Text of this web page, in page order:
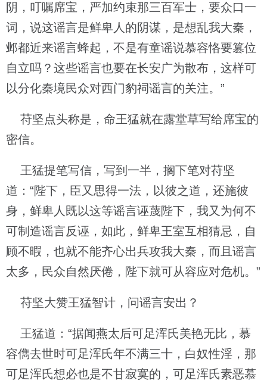
阴，叮嘱席宝，严加约束那三百军士，要众口一
词，说这谣言是鲜卑人的阴谋，是想乱我大秦，
邺都近来谣言蜂起，不是有童谣说慕容恪要篡位
自立吗？这些谣言也要在长安广为散布，这样可
以分化秦境民众对西门豹祠谣言的关注。”
苻坚点头称是，命王猛就在露堂草写给席宝的
密信。
王猛提笔写信，写到一半，搁下笔对苻坚
道：“陛下，臣又思得一法，以彼之道，还施彼
身，鲜卑人既以这等谣言诬蔑陛下，我又为何不
可制造谣言反诬，如此，鲜卑王室互相猜忌，自
顾不暇，也就不能齐心出兵攻我大秦，而且谣言
太多，民众自然厌倦，陛下就可从容应对危机。”
苻坚大赞王猛智计，问谣言安出？
王猛道：“据闻燕太后可足浑氏美艳无比，慕
容儁去世时可足浑氏年不满三十，白奴性淫，那
可足浑氏想必也是不甘寂寞的，可足浑氏素恶慕